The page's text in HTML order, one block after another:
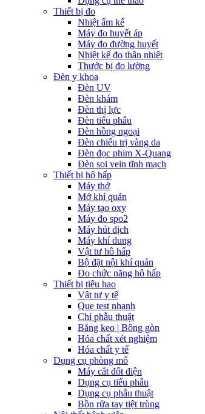
Thiết bị đo
Nhiệt ẩm kế
Máy đo huyết áp
Máy đo đường huyết
Nhiệt kế đo thân nhiệt
Thước bị đo lường
Đèn y khoa
Đèn UV
Đèn khám
Đèn thị lực
Đèn tiểu phẫu
Đèn hồng ngoại
Đèn chiếu trị vàng da
Đèn đọc phim X-Quang
Đèn soi vein tĩnh mạch
Thiết bị hô hấp
Máy thở
Mở khí quản
Máy tạo oxy
Máy đo spo2
Máy hút dịch
Máy khí dung
Vật tư hô hấp
Bộ đặt nội khí quản
Đo chức năng hô hấp
Thiết bị tiêu hao
Vật tư y tế
Que test nhanh
Chỉ phẫu thuật
Băng keo | Bông gòn
Hóa chất xét nghiệm
Hóa chất y tế
Dụng cụ phòng mổ
Máy cắt đốt điện
Dụng cụ tiểu phẫu
Dụng cụ phẫu thuật
Bồn rửa tay tiệt trùng